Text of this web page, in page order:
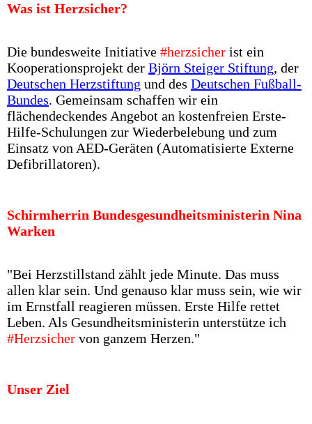
Was ist Herzsicher?
Die bundesweite Initiative #herzsicher ist ein
Kooperationsprojekt der Björn Steiger Stiftung, der
Deutschen Herzstiftung und des Deutschen Fußball-
Bundes. Gemeinsam schaffen wir ein
flächendeckendes Angebot an kostenfreien Erste-
Hilfe-Schulungen zur Wiederbelebung und zum
Einsatz von AED-Geräten (Automatisierte Externe
Defibrillatoren).
Schirmherrin Bundesgesund­heitsministerin Nina
Warken
"Bei Herzstillstand zählt jede Minute. Das muss
allen klar sein. Und genauso klar muss sein, wie wir
im Ernstfall reagieren müssen. Erste Hilfe rettet
Leben. Als Gesundheitsministerin unterstütze ich
#Herzsicher von ganzem Herzen."
Unser Ziel